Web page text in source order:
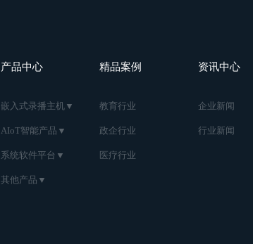
产品中心
嵌入式录播主机▼
AIoT智能产品▼
系统软件平台▼
其他产品▼
精品案例
教育行业
政企行业
医疗行业
资讯中心
企业新闻
行业新闻